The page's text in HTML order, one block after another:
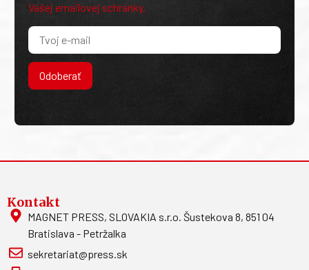
Vašej emailovej schránky.
Odoberať
Kontakt
MAGNET PRESS, SLOVAKIA s.r.o. Šustekova 8, 851 04
Bratislava - Petržalka
sekretariat@press.sk